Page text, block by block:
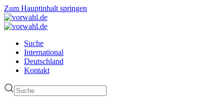
Zum Hauptinhalt springen
Suche
International
Deutschland
Kontakt